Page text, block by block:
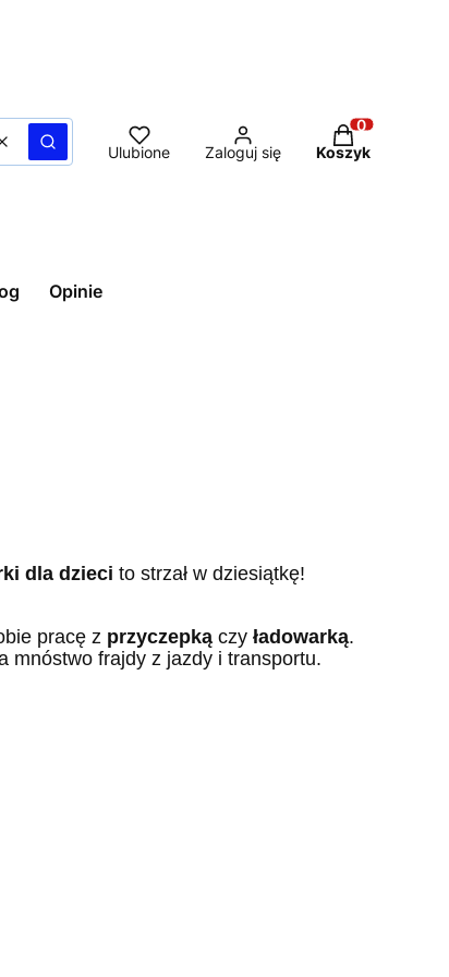
WyczyśćSzukaj Ulubione Zaloguj się
Produkty w
Koszyk
Opinie
dla dzieci to strzał w dziesiątkę!
pracę z przyczepką czy ładowarką.
mnóstwo frajdy z jazdy i transportu.